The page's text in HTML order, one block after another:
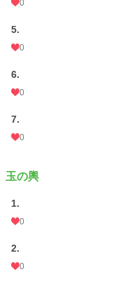
0
5.
0
6.
0
7.
0
玉の輿
1.
0
2.
0